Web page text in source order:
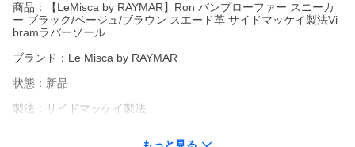
商品：【LeMisca by RAYMAR】Ron バンプローファー スニーカ
ー ブラック/ベージュ/ブラウン スエード革 サイドマッケイ製法Vi
bramラバーソール
ブランド：Le Misca by RAYMAR
状態：新品
製法：サイドマッケイ製法